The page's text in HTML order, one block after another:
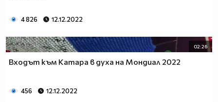
4 826 12.12.2022
02:26
Входът към Катара в духа на Мондиал 2022
456 12.12.2022